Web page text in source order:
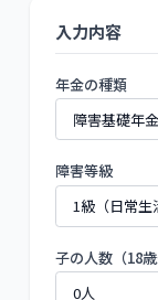
入力内容
年金の種類
障害等級
子の人数（18